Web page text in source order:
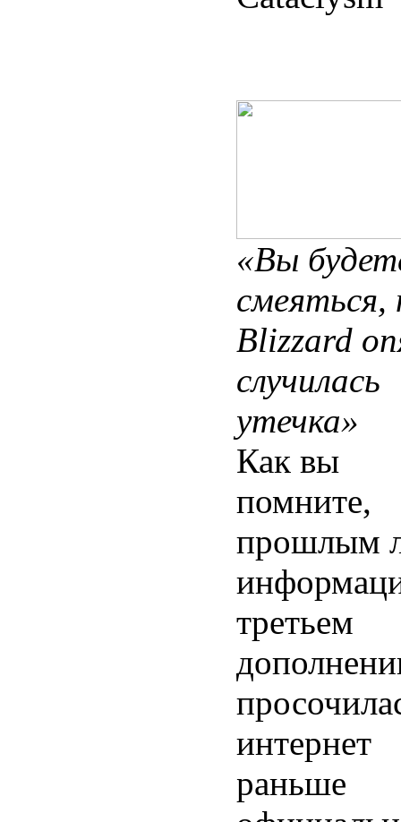
«Вы
смеяться,
Blizzard
случилась
утечка»
Как вы
помните,
прошлым
третьем
интернет
раньше